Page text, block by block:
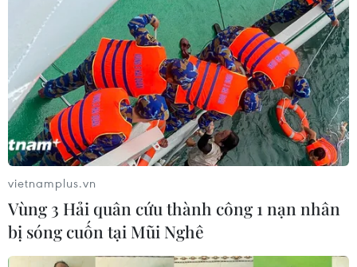
vietnamplus.vn
Vùng 3 Hải quân cứu thành công 1 nạn nhân
bị sóng cuốn tại Mũi Nghê